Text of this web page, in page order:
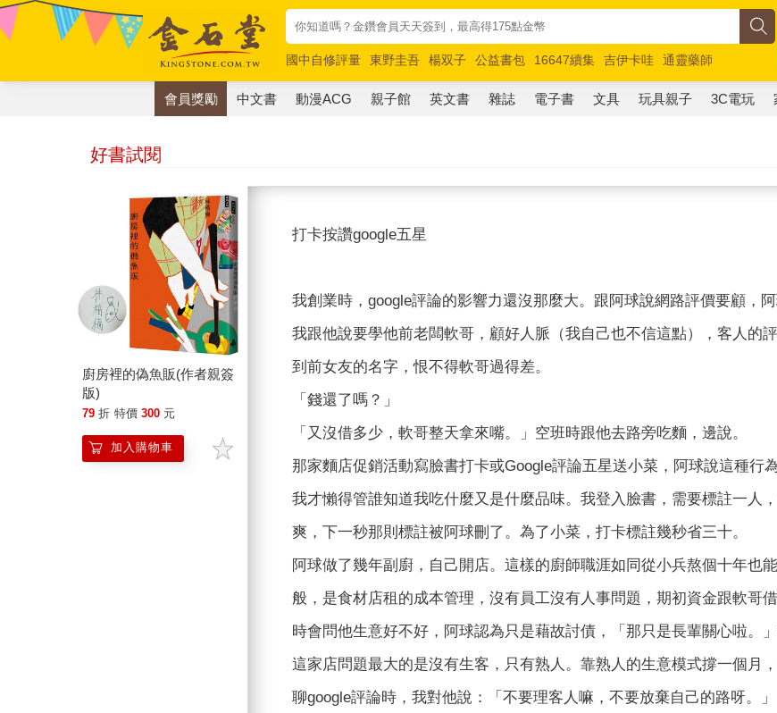
國中自修評量 東野圭吾 楊双子 公益書包 16647續集 吉伊卡哇
通靈藥師
唯紅花綻放
奧德賽 路邊攤新作 馬斯克 玩具總動員5 超慢跑
會員獎勵 中文書 動漫ACG 親子館 英文書 雜誌 電子書 文具 玩具親子 3C電玩
好書試閱
廚房裡的偽魚販(作者親簽
版)
79 折 特價 300 元
加入購物車
打卡按讚google五星
我創業時，google評論的影響力還沒那麼大。跟阿球說網路評價要顧，
我跟他說要學他前老闆軟哥，顧好人脈（我自己也不信這點），客人的
到前女友的名字，恨不得軟哥過得差。
「錢還了嗎？」
「又沒借多少，軟哥整天拿來嘴。」空班時跟他去路旁吃麵，邊說。
那家麵店促銷活動寫臉書打卡或Google評論五星送小菜，阿球說這種行
我才懶得管誰知道我吃什麼又是什麼品味。我登入臉書，需要標註一人
爽，下一秒那則標註被阿球刪了。為了小菜，打卡標註幾秒省三十。
阿球做了幾年副廚，自己開店。這樣的廚師職涯如同從小兵熬個十年也
般，是食材店租的成本管理，沒有員工沒有人事問題，期初資金跟軟哥
時會問他生意好不好，阿球認為只是藉故討債，「那只是長輩關心啦。」
這家店問題最大的是沒有生客，只有熟人。靠熟人的生意模式撐一個月
聊google評論時，我對他說：「不要理客人嘛，不要放棄自己的路呀。